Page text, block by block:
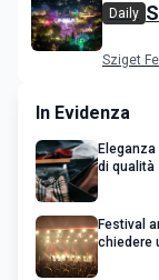
Daily
Sziget
In Evidenza
di qualità
Festival
chiedere